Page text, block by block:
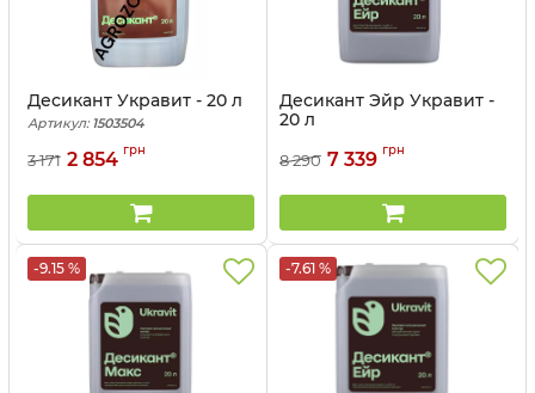
Десикант Укравит - 20 л
Артикул: 1503504
3 171 2 854 грн
Десикант Эйр Укравит -
20 л
8 290 7 339 грн
-9.15 % -7.61 %